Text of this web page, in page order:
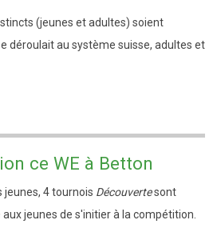
(jeunes et adultes) soient
déroulait au système suisse, adultes et
ce WE à Betton
jeunes, 4 tournois Découvertesont
jeunes de s'initier à la compétition.